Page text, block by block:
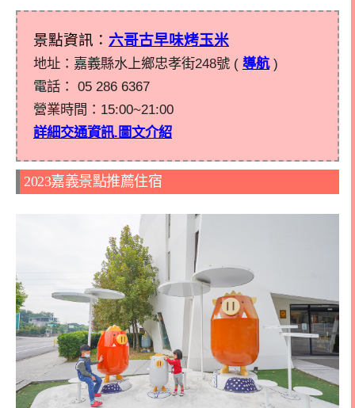
景點資訊： 六哥古早味烤玉米
地址：嘉義縣水上鄉忠孝街248號 ( 導航)
電話： 05 286 6367
營業時間： 15:00~21:00
詳細交通資訊.圖文介紹
2023嘉義景點推薦住宿